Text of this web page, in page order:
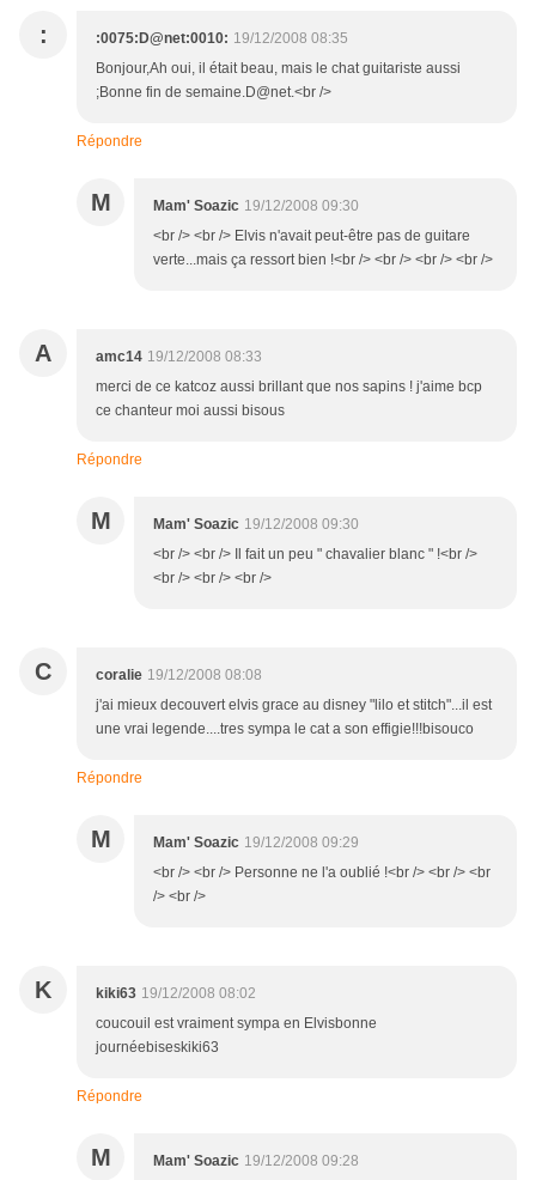
: :0075:D@net:0010: 19/12/2008 08:35
Bonjour,Ah oui, il était beau, mais le chat guitariste aussi
;Bonne fin de semaine.D@net.<br />
Répondre
M Mam' Soazic 19/12/2008 09:30
<br /> <br /> Elvis n'avait peut-être pas de guitare
verte...mais ça ressort bien !<br /> <br /> <br /> <br />
A amc14 19/12/2008 08:33
merci de ce katcoz aussi brillant que nos sapins ! j'aime bcp
ce chanteur moi aussi bisous
Répondre
M Mam' Soazic 19/12/2008 09:30
<br /> <br /> Il fait un peu " chavalier blanc " !<br />
<br /> <br /> <br />
C coralie 19/12/2008 08:08
j'ai mieux decouvert elvis grace au disney "lilo et stitch"...il est
une vrai legende....tres sympa le cat a son effigie!!!bisouco
Répondre
M Mam' Soazic 19/12/2008 09:29
<br /> <br /> Personne ne l'a oublié !<br /> <br /> <br
/> <br />
K kiki63 19/12/2008 08:02
coucouil est vraiment sympa en Elvisbonne
journéebiseskiki63
Répondre
M Mam' Soazic 19/12/2008 09:28